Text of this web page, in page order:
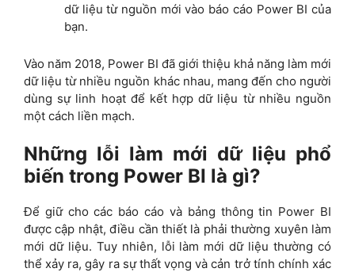
dữ liệu từ nguồn mới vào báo cáo Power BI của
bạn.
Vào năm 2018, Power BI đã giới thiệu khả năng làm mới
dữ liệu từ nhiều nguồn khác nhau, mang đến cho người
dùng sự linh hoạt để kết hợp dữ liệu từ nhiều nguồn
một cách liền mạch.
Những lỗi làm mới dữ liệu phổ
biến trong Power BI là gì?
Để giữ cho các báo cáo và bảng thông tin Power BI
được cập nhật, điều cần thiết là phải thường xuyên làm
mới dữ liệu. Tuy nhiên, lỗi làm mới dữ liệu thường có
thể xảy ra, gây ra sự thất vọng và cản trở tính chính xác